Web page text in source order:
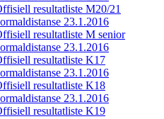
resultatliste M20/21
23.1.2016
resultatliste M senior
23.1.2016
resultatliste K17
23.1.2016
resultatliste K18
23.1.2016
resultatliste K19